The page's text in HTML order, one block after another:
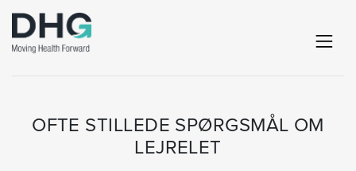
OFTE STILLEDE SPØRGSMÅL OM
LEJRELET